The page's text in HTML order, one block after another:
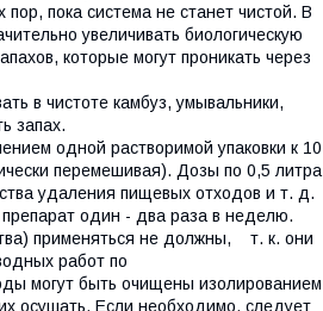
пока система не станет чистой. В
увеличивать биологическую
которые могут проникать через
чистоте камбуз, умывальники,
запах.
одной растворимой упаковки к 10
перемешивая). Дозы по 0,5 литра
удаления пищевых отходов и т. д.
один - два раза в неделю.
применяться не должны, т. к. они
работ по
могут быть очищены изолированием
осушать. Если необходимо, следует